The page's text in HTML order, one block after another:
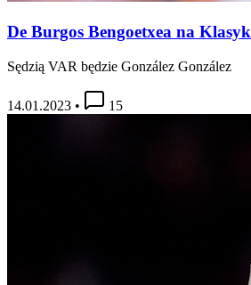
De Burgos Bengoetxea na Klasyk
Sędzią VAR będzie González González
14.01.2023 • 15